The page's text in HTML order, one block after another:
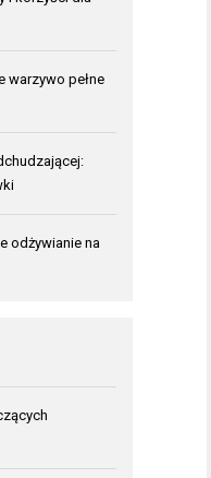
warzywo pełne
odżywianie na